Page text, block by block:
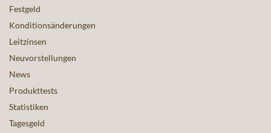
Festgeld
Konditionsänderungen
Leitzinsen
Neuvorstellungen
News
Produkttests
Statistiken
Tagesgeld